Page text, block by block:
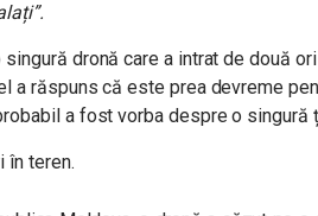
dronă care a intrat de două
a răspuns că este prea devreme
a fost vorba despre o singură
în teren.